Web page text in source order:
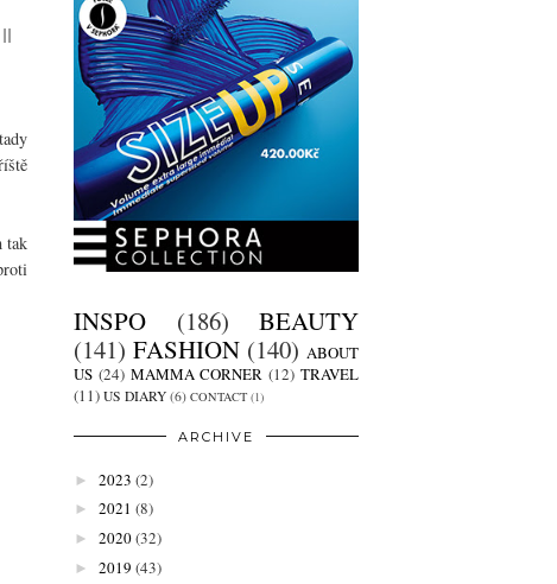
tak
INSPO (186)
BEAUTY
(141) FASHION (140) ABOUT
US (24) MAMMA CORNER (12) TRAVEL
(11) US DIARY (6) CONTACT (1)
ARCHIVE
► 2023 (2)
► 2021 (8)
► 2020(32)
► 2019 (43)